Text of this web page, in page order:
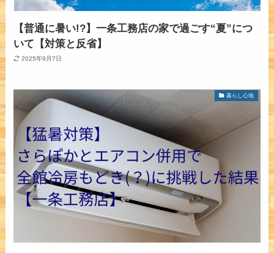
【普通に暑い!?】一条工務店の家で過ごす“夏”につ
いて【対策と反省】
2025年9月7日
暮らし心地